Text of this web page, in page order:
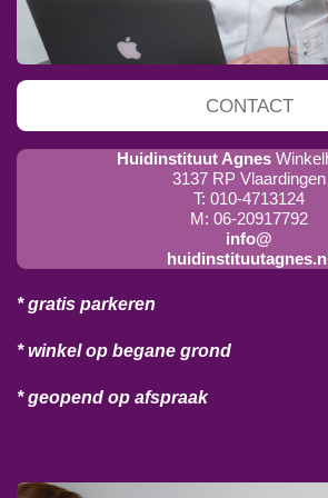
CONTACT
Huidinstituut Agnes
3137 RP Vlaardingen
T: 010-4713124
M: 06-20917792
info@
* gratis parkeren
* winkel op begane grond
* geopend op afspraak